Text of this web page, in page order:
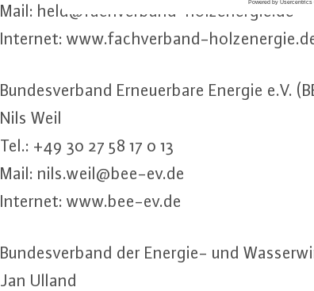
Mail: held@​fachverband-​holzenergie.​de
Internet: www.​fachverband-​
Bun­des­ver­band Er­neu­er­ba­re Energie e.V.
Nils Weil
Tel.: +49 30 27 58 17 0 13
Mail: nils.​weil@​bee-​ev.​de
Internet: www.​bee-​ev.​de
Bun­des­ver­band der Energie- und
Jan Ulland